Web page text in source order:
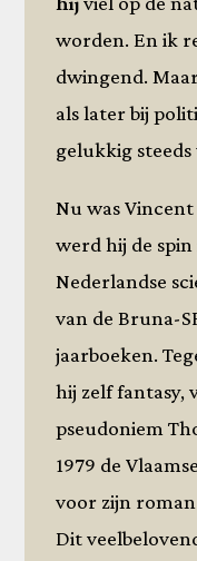
worden. En ik
dwingend.
als later bij
gelukkig
Nu was
werd hij de
Nederlandse
van de Bruna-
jaarboeken.
hij zelf fantasy,
pseudoniem
1979 de
voor zijn roman
Dit